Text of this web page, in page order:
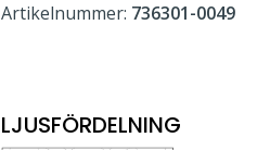
Artikelnummer: 736301-0049
LJUSFÖRDELNING